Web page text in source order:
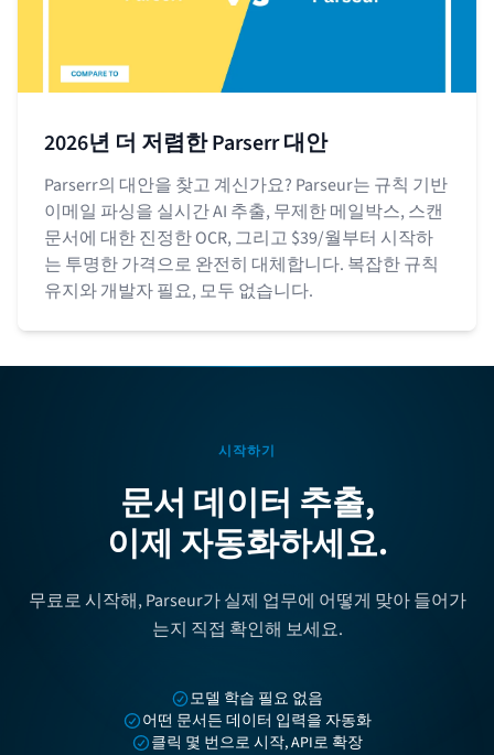
2026년 더 저렴한 Parserr 대안
Parserr의 대안을 찾고 계신가요? Parseur는 규칙 기반
이메일 파싱을 실시간 AI 추출, 무제한 메일박스, 스캔
문서에 대한 진정한 OCR, 그리고 $39/월부터 시작하
는 투명한 가격으로 완전히 대체합니다. 복잡한 규칙
유지와 개발자 필요, 모두 없습니다.
시작하기
문서 데이터 추출,
이제 자동화하세요.
무료로 시작해, Parseur가 실제 업무에 어떻게 맞아 들어가
는지 직접 확인해 보세요.
모델 학습 필요 없음
어떤 문서든 데이터 입력을 자동화
클릭 몇 번으로 시작, API로 확장